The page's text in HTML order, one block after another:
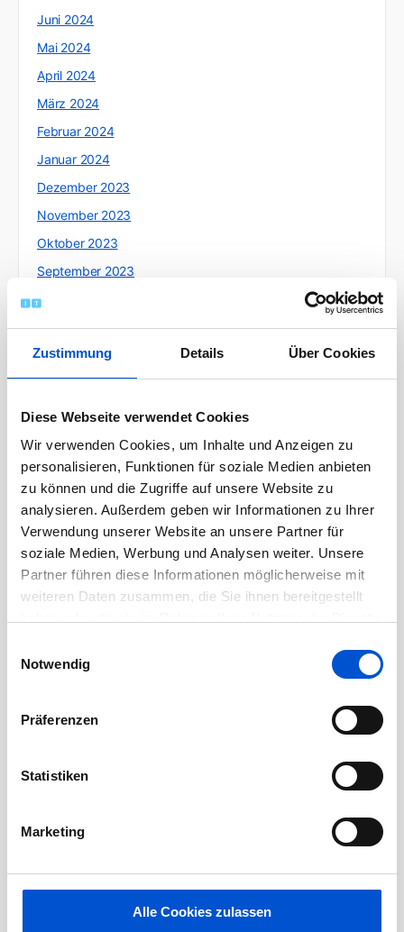
Zustimmung Details Über Cookies
Diese Webseite verwendet Cookies
Wir verwenden Cookies, um Inhalte und Anzeigen zu
personalisieren, Funktionen für soziale Medien anbieten
zu können und die Zugriffe auf unsere Website zu
analysieren. Außerdem geben wir Informationen zu Ihrer
Verwendung unserer Website an unsere Partner für
soziale Medien, Werbung und Analysen weiter. Unsere
Partner führen diese Informationen möglicherweise mit
weiteren Daten zusammen, die Sie ihnen bereitgestellt
Notwendig
Präferenzen
Statistiken
Marketing
Alle Cookies zulassen
Juni 2024
Mai 2024
April 2024
März 2024
Februar 2024
Januar 2024
Dezember 2023
November 2023
Oktober 2023
September 2023
August 2023
Juli 2023
Juni 2023
Mai 2023
April 2023
März 2023
Februar 2023
Januar 2023
Dezember 2022
November 2022
Oktober 2022
September 2022
Juli 2022
Mai 2022
März 2022
Januar 2022